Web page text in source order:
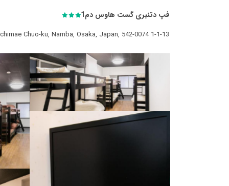
فپ دتنبری گست هاوس دم1
1-1-13 Sennichimae Chuo-ku, Namba, Osaka, Japan, 542-0074